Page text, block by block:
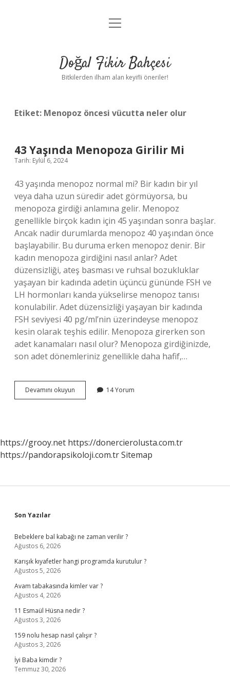
Anasayfa
Yasal Uyarı
menüyü
Doğal Fikir Bahçesi
Bitkilerden ilham alan keyifli öneriler!
Etiket: Menopoz öncesi vücutta neler olur
43 Yaşında Menopoza Girilir Mi
Tarih: Eylül 6, 2024
43 yaşında menopoz normal mi? Bir kadın bir yıl
veya daha uzun süredir adet görmüyorsa, bu
menopoza girdiği anlamına gelir. Menopoz
genellikle birçok kadın için 45 yaşından sonra başlar.
Ancak nadir durumlarda menopoz 40 yaşından önce
başlayabilir. Bu duruma erken menopoz denir. Bir
kadın menopoza girdiğini nasıl anlar? Adet
düzensizliği, ateş basması ve ruhsal bozukluklar
yaşayan bir kadında adetin üçüncü gününde FSH ve
LH hormonları kanda yükselirse menopoz tanısı
konulabilir. Adet düzensizliği yaşayan bir kadında
FSH seviyesi 40 pg/ml’nin üzerindeyse menopoz
kesin olarak teşhis edilir. Menopoza girerken son
adet kanamaları nasıl olur? Menopoza girdiğinizde,
son adet dönemleriniz genellikle daha hafif,…
Devamını okuyun
Yaşında
14 Yorum
https://grooy.net https://donercierolusta.com.tr
https://pandorapsikoloji.com.trSitemap
Sidebar
Son Yazılar
Bebeklere bal kabağı ne zaman verilir ?
Ağustos 6, 2026
Karışık kıyafetler hangi programda kurutulur ?
Ağustos 5, 2026
Avam tabakasında kimler var ?
Ağustos 4, 2026
11 Esmaül Hüsna nedir ?
Ağustos 3, 2026
159 nolu hesap nasıl çalışır ?
Ağustos 3, 2026
İyi Baba kimdir ?
Temmuz 30, 2026